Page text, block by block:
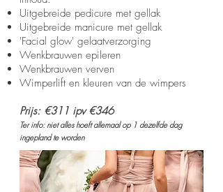
Uitgebreide pedicure met gellak
Uitgebreide manicure met gellak
'Facial glow' gelaatverzorging
Wenkbrauwen epileren
Wenkbrauwen verven
Wimperlift en kleuren van de wimpers
Prijs: €311 ipv €346
Ter info: niet alles hoeft allemaal op 1 dezelfde dag
ingepland te worden